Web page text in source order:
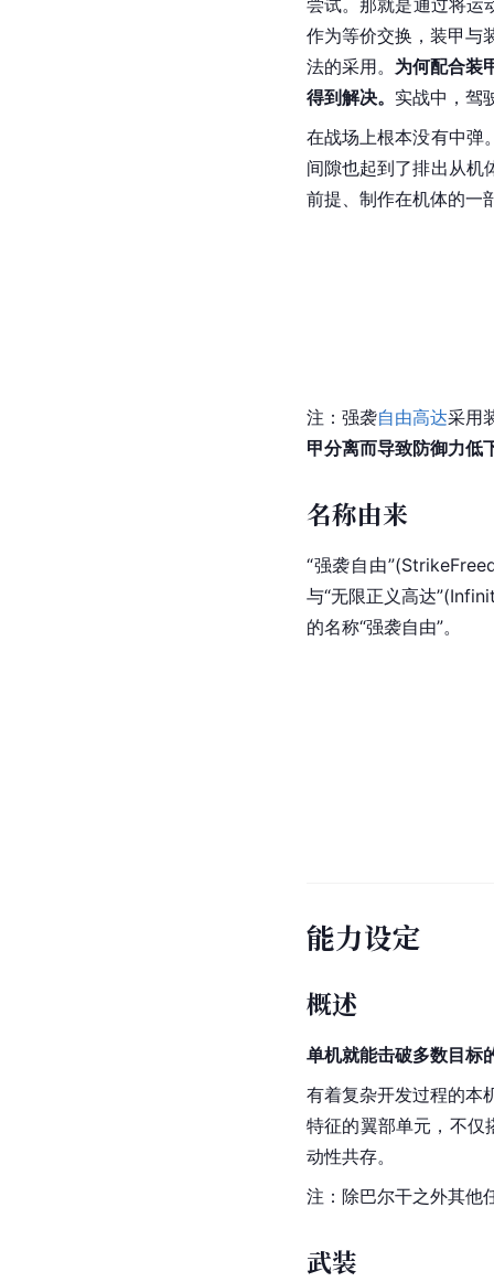
作为等价交换，装甲与
法的采用。 为何配合装
得到解决。 实战中，驾
在战场上根本没有中弹
间隙也起到了排出从机
前提、制作在机体的一
注：强袭自由高达采用
甲分离而导致防御力低
名称由来
“强袭自由”(Strike
与“无限正义高达
的名称“强袭自由”。
能力设定
概述
单机就能击破多数目标
有着复杂开发过程的本
特征的翼部单元，不仅
动性共存。
注：除巴尔干之外其他
武装